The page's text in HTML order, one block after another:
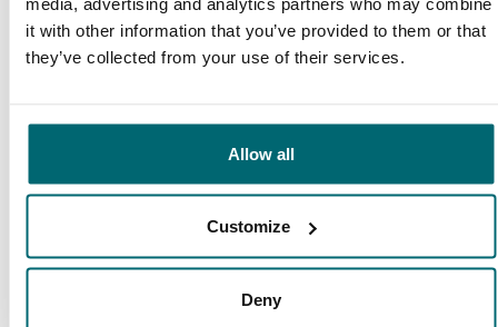
it with other information that you’ve provided to them or that
they’ve collected from your use of their services.
Allow all
Customize
Deny
Reservieren eines Angelurlaubs!
Große Auswahl an 1A